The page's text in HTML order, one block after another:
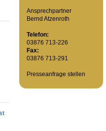
Ansprechpartner
Bernd Atzenroth
Telefon:
03876 713-226
Fax:
03876 713-291
Presseanfrage stellen